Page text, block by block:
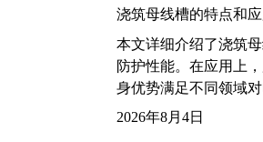
浇筑母线槽的特点和
本文详细介绍了浇筑
防护性能。在应用上
身优势满足不同领域
2026年8月4日